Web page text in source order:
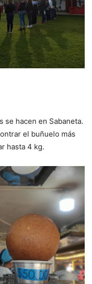
se hacen en Sabaneta.
el buñuelo más
hasta 4 kg.